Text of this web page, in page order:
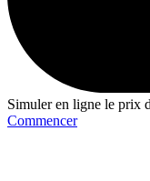
Simuler en ligne le prix
Commencer